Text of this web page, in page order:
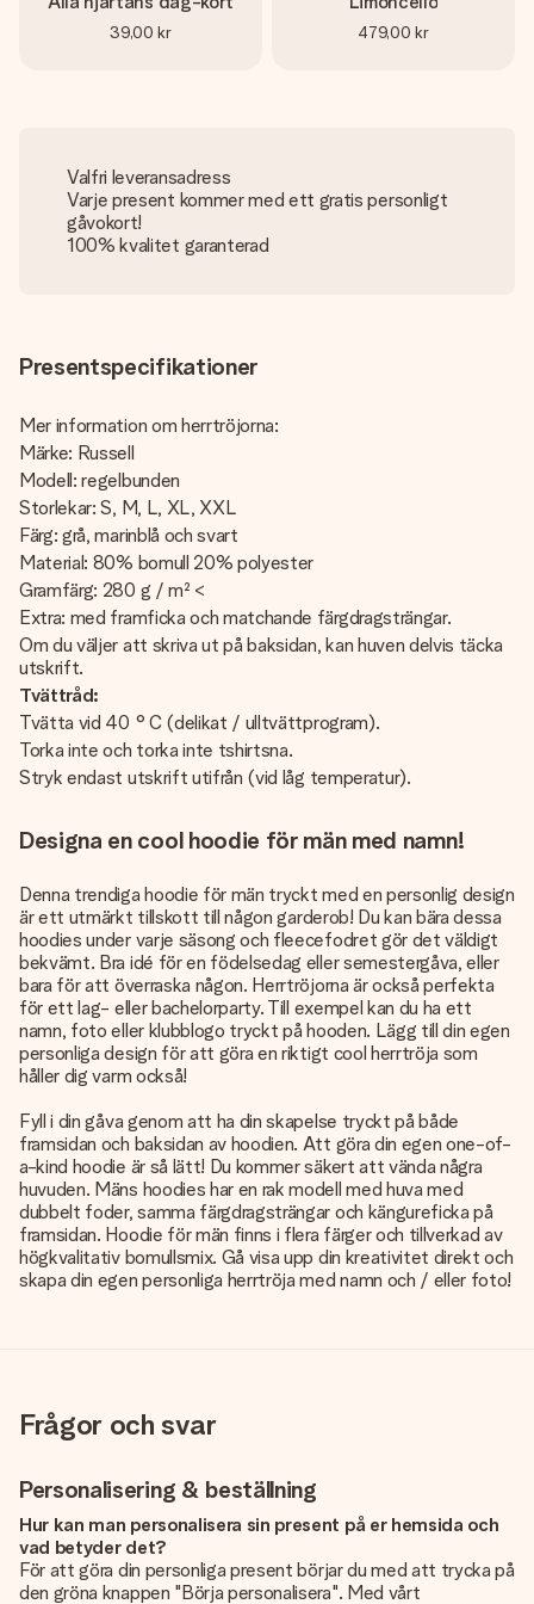
39,00 kr 479,00 kr
Valfri leveransadress
Varje present kommer med ett gratis personligt
gåvokort!
100% kvalitet garanterad
Presentspecifikationer
Mer information om herrtröjorna:
Märke: Russell
Modell: regelbunden
Storlekar: S, M, L, XL, XXL
Färg: grå, marinblå och svart
Material: 80% bomull 20% polyester
Gramfärg: 280 g / m² <
Extra: med framficka och matchande färgdragsträngar.
Om du väljer att skriva ut på baksidan, kan huven delvis täcka
utskrift.
Tvättråd:
Tvätta vid 40 ° C (delikat / ulltvättprogram).
Torka inte och torka inte tshirtsna.
Stryk endast utskrift utifrån (vid låg temperatur).
Designa en cool hoodie för män med namn!
Denna trendiga hoodie för män tryckt med en personlig design
är ett utmärkt tillskott till någon garderob! Du kan bära dessa
hoodies under varje säsong och fleecefodret gör det väldigt
bekvämt. Bra idé för en födelsedag eller semestergåva, eller
bara för att överraska någon. Herrtröjorna är också perfekta
för ett lag- eller bachelorparty. Till exempel kan du ha ett
namn, foto eller klubblogo tryckt på hooden. Lägg till din egen
personliga design för att göra en riktigt cool herrtröja som
håller dig varm också!
Fyll i din gåva genom att ha din skapelse tryckt på både
framsidan och baksidan av hoodien. Att göra din egen one-of-
a-kind hoodie är så lätt! Du kommer säkert att vända några
huvuden. Mäns hoodies har en rak modell med huva med
dubbelt foder, samma färgdragsträngar och kängureficka på
framsidan. Hoodie för män finns i flera färger och tillverkad av
högkvalitativ bomullsmix. Gå visa upp din kreativitet direkt och
skapa din egen personliga herrtröja med namn och / eller foto!
Frågor och svar
Personalisering & beställning
Hur kan man personalisera sin present på er hemsida och
vad betyder det?
För att göra din personliga present börjar du med att trycka på
den gröna knappen "Börja personalisera". Med vårt